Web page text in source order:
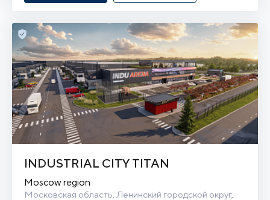
INDUSTRIAL CITY TITAN
Moscow region
Московская область, Ленинский городской округ,